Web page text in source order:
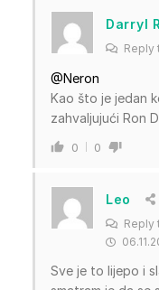
Darryl
Reply
@Neron
Kao što je jedan
zahvaljujući Ron
0 0
Leo
Reply
Sve je to lijepo i